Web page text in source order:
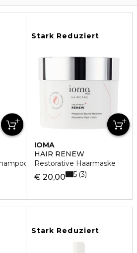
Stark Reduziert
IOMA
HAIR RENEW
Restorative Haarmaske
€ 20,00 5 3
Stark Reduziert